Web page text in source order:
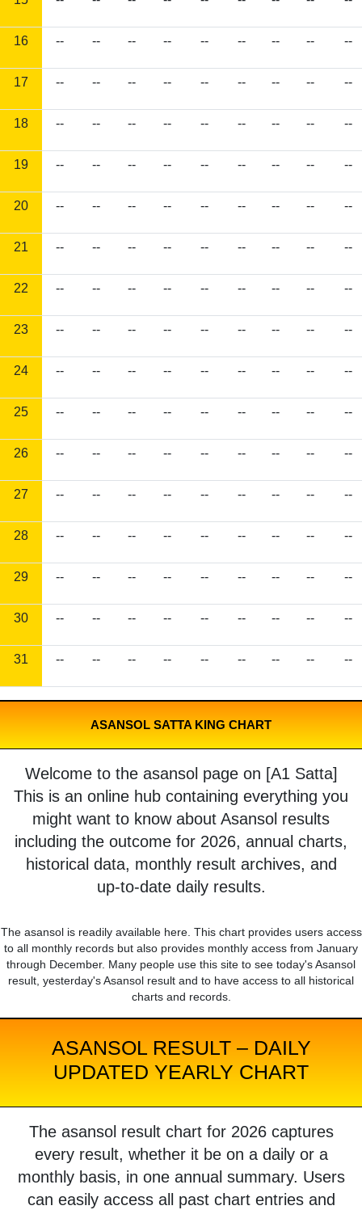
16 -- -- -- -- -- -- -- -- --
17 -- -- -- -- -- -- -- -- --
18 -- -- -- -- -- -- -- -- --
19 -- -- -- -- -- -- -- -- --
20 -- -- -- -- -- -- -- -- --
21 -- -- -- -- -- -- -- -- --
22 -- -- -- -- -- -- -- -- --
23 -- -- -- -- -- -- -- -- --
24 -- -- -- -- -- -- -- -- --
25 -- -- -- -- -- -- -- -- --
26 -- -- -- -- -- -- -- -- --
27 -- -- -- -- -- -- -- -- --
28 -- -- -- -- -- -- -- -- --
29 -- -- -- -- -- -- -- -- --
30 -- -- -- -- -- -- -- -- --
31 -- -- -- -- -- -- -- -- --
ASANSOL SATTA KING CHART
Welcome to the asansol page on [A1 Satta]
This is an online hub containing everything you
might want to know about Asansol results
including the outcome for 2026, annual charts,
historical data, monthly result archives, and
up-to-date daily results.
The asansol is readily available here. This chart provides users access
to all monthly records but also provides monthly access from January
through December. Many people use this site to see today's Asansol
result, yesterday's Asansol result and to have access to all historical
charts and records.
ASANSOL RESULT – DAILY
UPDATED YEARLY CHART
The asansol result chart for 2026 captures
every result, whether it be on a daily or a
monthly basis, in one annual summary. Users
can easily access all past chart entries and